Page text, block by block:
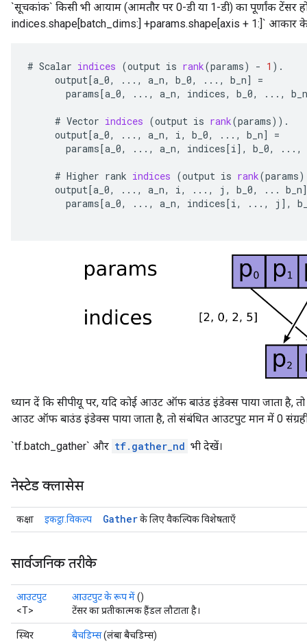
`सूचकांक` किसी भी आयाम (आमतौर पर 0-डी या 1-डी) का पूर्णांक टेंसर
indices.shape[batch_dims:] +params.shape[axis + 1:]` आकार
# Scalar indices (output is rank(params) - 1 ).
output[a_0, ..., a_n, b_0, ..., b_n]
=
params[a_0, ..., a_n, indices, b_0, ..., b_n
# Vector indices (output is rank(params)).
output[a_0, ..., a_n, i, b_0, ..., b_n]
=
params[a_0, ..., a_n, indices[i] , b_0, ...,
# Higher rank indices (output is rank(params)
output[a_0, ..., a_n, i, ..., j , b_0, ... b_n]
params[a_0, ..., a_n, indices[i, ..., j ] ,
ध्यान दें कि सीपीयू पर, यदि कोई आउट ऑफ बाउंड इंडेक्स पाया जाता है,
आउट ऑफ बाउंड इंडेक्स पाया जाता है, तो संबंधित आउटपुट मान में 0
`tf.batch_gather` और tf.gather_nd भी देखें।
नेस्टेड क्लासेस
कक्षा इकट्ठा.विकल्प Gatherके लिए वैकल्पिक विशेषताएँ
सार्वजनिक तरीके
आउटपुट
<T>
आउटपुट के रूप में()
टेंसर का प्रतीकात्मक हैंडल लौटाता है।
स्थिर
बैचडिम्स(लंबा बैचडिम्स)